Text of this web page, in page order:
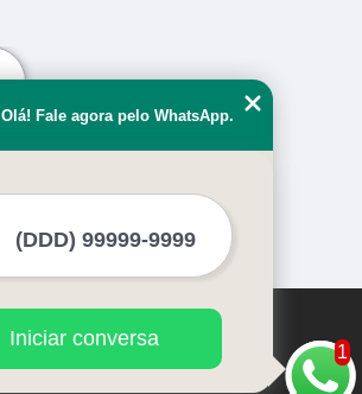
›
1
Olá! Fale agora pelo WhatsApp.
Iniciar conversa